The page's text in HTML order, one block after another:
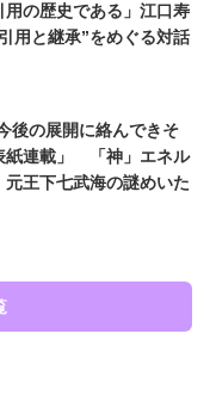
用の歴史である」江口寿
用と継承”をめぐる対話
後の展開に絡んできそ
紙連載」 「神」エネル
王下七武海の謎めいた